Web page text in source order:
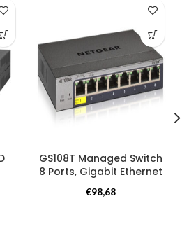
GS108T Managed Switch
8 Ports, Gigabit Ethernet
Switches
€98,68